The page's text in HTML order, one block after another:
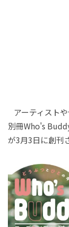
アーティスト
別冊Who's
が3月3日に創刊